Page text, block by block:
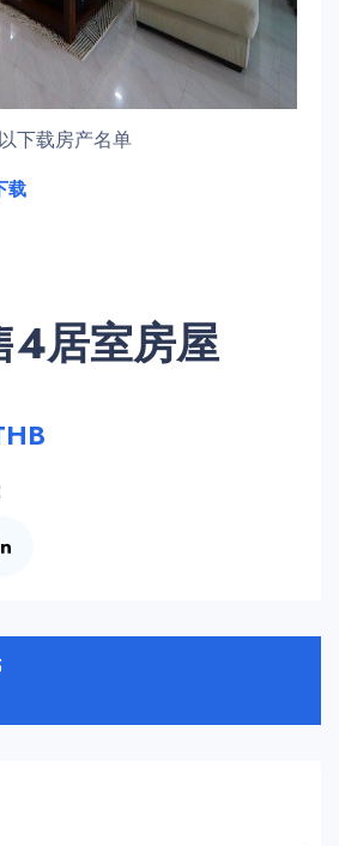
下载房产名单
载
4居室房屋